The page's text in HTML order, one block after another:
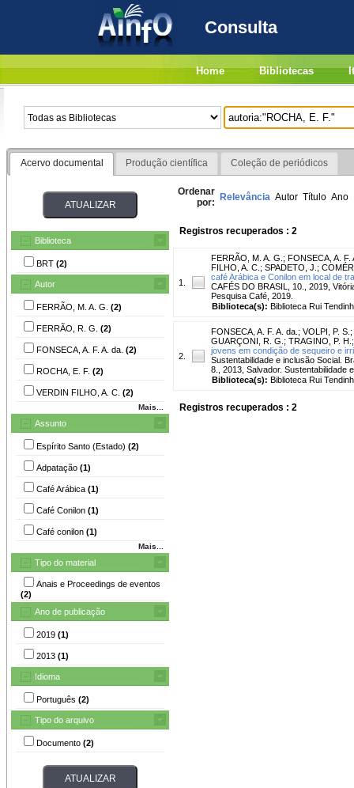
Consulta
Home Bibliotecas
Acervo documental Produção científica Coleção de periódicos
Biblioteca
BRT (2)
Autor
FERRÃO, M. A. G. (2)
FERRÃO, R. G. (2)
FONSECA, A. F. A. da. (2)
ROCHA, E. F. (2)
VERDIN FILHO, A. C. (2)
Mais...
Assunto
Espírito Santo (Estado) (2)
Adpatação (1)
Café Arábica (1)
Café Conilon (1)
Café conilon (1)
Mais...
Tipo do material
Anais e Proceedings de eventos
(2)
Ano de publicação
2019 (1)
2013 (1)
Idioma
Português (2)
Tipo do arquivo
Documento (2)
Ordenar
por: Relevância Autor Título Ano
Registros recuperados : 2
1.
FERRÃO, M. A. G. ; FONSECA, A. F.
FILHO, A. C. ; SPADETO, J. ;
café Arábica e Conilon em local de
CAFÉS DO BRASIL, 10., 2019,
Pesquisa Café, 2019.
Biblioteca(s): Biblioteca Rui
2.
FONSECA, A. F. A. da. ; VOLPI, P. S. ;
GUARÇONI, R. G. ; TRAGINO, P. H.
jovens em condição de sequeiro e
Sustentabilidade e inclusão Social.
8., 2013, Salvador. Sustentabilidade
Biblioteca(s): Biblioteca Rui
Registros recuperados : 2